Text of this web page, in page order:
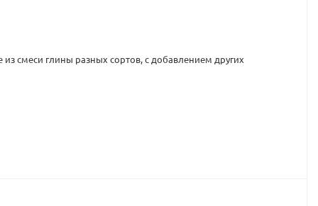
смеси глины разных сортов, с добавлением других